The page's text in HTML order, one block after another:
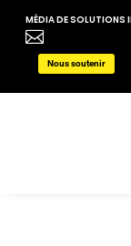
MÉDIA DE SOLUTIONS

Nous soutenir